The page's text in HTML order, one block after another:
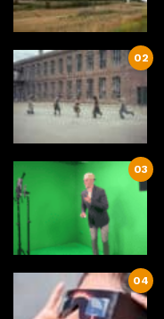
02
03
04